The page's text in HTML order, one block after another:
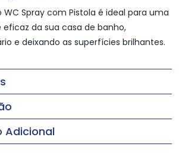
WC Spray com Pistola é ideal para uma
da sua casa de banho,
e deixando as superfícies brilhantes.
Adicional